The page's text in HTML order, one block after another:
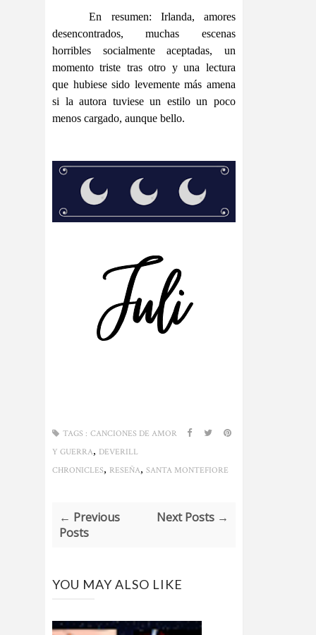
En resumen: Irlanda, amores
desencontrados, muchas escenas
horribles socialmente aceptadas, un
momento triste tras otro y una lectura
que hubiese sido levemente más amena
si la autora tuviese un estilo un poco
menos cargado, aunque bello.
TAGS : CANCIONES DE AMOR
Y GUERRA, DEVERILL
CHRONICLES, RESEÑA, SANTA MONTEFIORE
← Previous
Posts
Next Posts →
YOU MAY ALSO LIKE